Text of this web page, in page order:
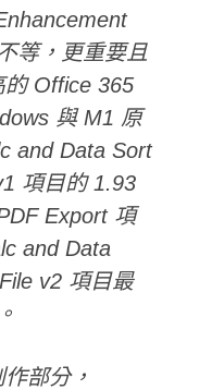
等，更重要且
的 Office 365
與 M1 原
and Data Sort
項目的 1.93
Export 項
and Data
v2 項目最
部分，